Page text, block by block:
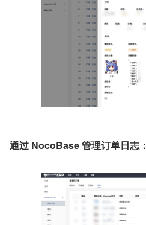
通过 NocoBase 管理订单日志：